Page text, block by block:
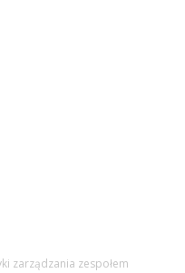
zarządzania zespołem